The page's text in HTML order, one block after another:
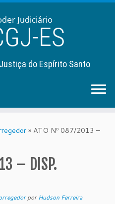
do Espírito Santo
» ATO Nº 087/2013 –
– DISP.
porHudson Ferreira